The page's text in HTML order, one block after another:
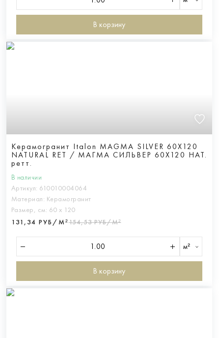
В корзину
Керамогранит Italon MAGMA SILVER 60X120
NATURAL RET / МАГМА СИЛЬВЕР 60X120 НАТ.
ретт.
В наличии
Артикул: 610010004064
Материал: Керамогранит
Размер, см: 60 х 120
131,34 РУБ/М²154,53 РУБ/М²
м²
В корзину